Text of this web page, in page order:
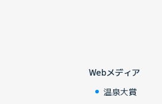
Webメディア
温泉大賞